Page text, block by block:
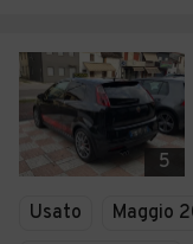
Moto
Camper
Veicoli
5
Usato Maggio